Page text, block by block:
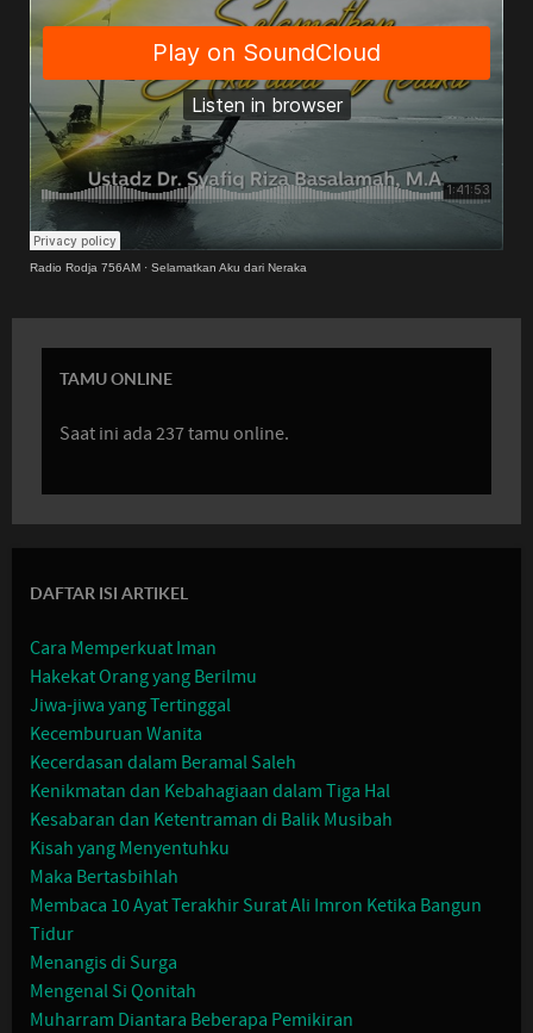
Radio Rodja 756AM · Selamatkan Aku dari Neraka
TAMU ONLINE
Saat ini ada 237 tamu online.
DAFTAR ISI ARTIKEL
Cara Memperkuat Iman
Hakekat Orang yang Berilmu
Jiwa-jiwa yang Tertinggal
Kecemburuan Wanita
Kecerdasan dalam Beramal Saleh
Kenikmatan dan Kebahagiaan dalam Tiga Hal
Kesabaran dan Ketentraman di Balik Musibah
Kisah yang Menyentuhku
Maka Bertasbihlah
Membaca 10 Ayat Terakhir Surat Ali Imron Ketika Bangun
Tidur
Menangis di Surga
Mengenal Si Qonitah
Muharram Diantara Beberapa Pemikiran